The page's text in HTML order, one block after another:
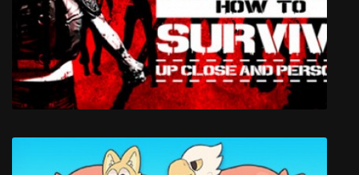
Epic Loon